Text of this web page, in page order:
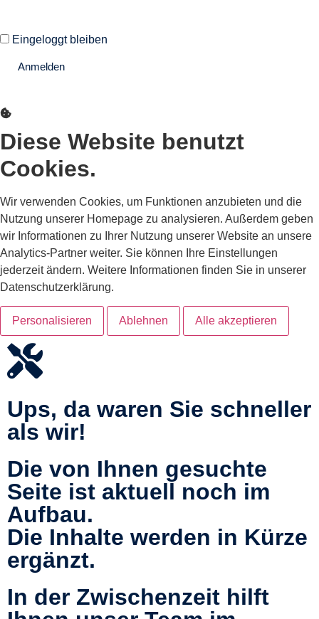
Eingeloggt bleiben
Anmelden
Diese Website benutzt
Cookies.
Wir verwenden Cookies, um Funktionen anzubieten und die
Nutzung unserer Homepage zu analysieren. Außerdem geben
wir Informationen zu Ihrer Nutzung unserer Website an unsere
Analytics-Partner weiter. Sie können Ihre Einstellungen
jederzeit ändern. Weitere Informationen finden Sie in unserer
Datenschutzerklärung.
Personalisieren Ablehnen Alle akzeptieren
Ups, da waren Sie schneller
als wir!
Die von Ihnen gesuchte
Seite ist aktuell noch im
Aufbau.
Die Inhalte werden in Kürze
ergänzt.
In der Zwischenzeit hilft